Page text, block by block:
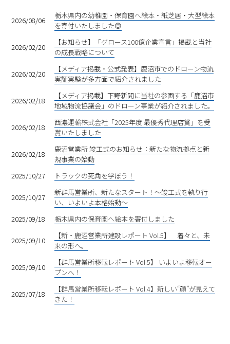
2026/08/06
栃木県内の幼稚園・保育園へ絵本・紙芝居・大型絵本
を寄付いたしました😊
2026/02/20
【お知らせ】「グロース100億企業宣言」掲載と当社
の成長戦略について
2026/02/20
【メディア掲載・公式発表】鹿沼市でのドローン物流
実証実験が多方面で紹介されました
2026/02/18
【メディア掲載】下野新聞に当社の参画する「鹿沼市
地域物流協議会」のドローン事業が紹介されました。
2026/02/18
西濃運輸株式会社「2025年度 最優秀代理店賞」を受
賞いたしました
2026/02/18
鹿沼営業所 竣工式のお知らせ：新たな物流拠点と新
規事業の始動
2025/10/27
トラックの死角を学ぼう！
2025/10/27
新群馬営業所、新たなスタート！〜竣工式を執り行
い、いよいよ本格始動〜
2025/09/18
栃木県内の保育園へ絵本を寄付しました
2025/09/10
【新・鹿沼営業所建設レポート Vol.5】 着々と、未
来の形へ。
2025/09/10
【群馬営業所移転レポート Vol.5】 いよいよ移転オー
プンへ！
2025/07/18
【群馬営業所移転レポート Vol.4】新しい“顔”が見えて
きた！